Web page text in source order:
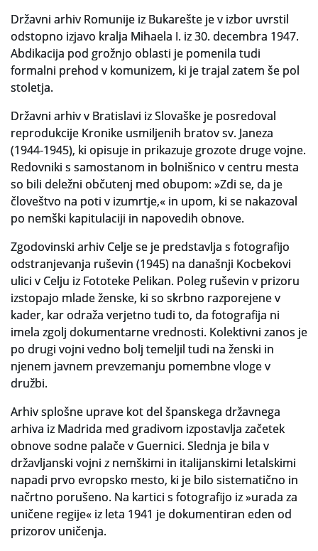
Državni arhiv Romunije iz Bukarešte je v izbor uvrstil
odstopno izjavo kralja Mihaela I. iz 30. decembra 1947.
Abdikacija pod grožnjo oblasti je pomenila tudi
formalni prehod v komunizem, ki je trajal zatem še pol
stoletja.
Državni arhiv v Bratislavi iz Slovaške je posredoval
reprodukcije Kronike usmiljenih bratov sv. Janeza
(1944-1945), ki opisuje in prikazuje grozote druge vojne.
Redovniki s samostanom in bolnišnico v centru mesta
so bili deležni občutenj med obupom: »Zdi se, da je
človeštvo na poti v izumrtje,« in upom, ki se nakazoval
po nemški kapitulaciji in napovedih obnove.
Zgodovinski arhiv Celje se je predstavlja s fotografijo
odstranjevanja ruševin (1945) na današnji Kocbekovi
ulici v Celju iz Fototeke Pelikan. Poleg ruševin v prizoru
izstopajo mlade ženske, ki so skrbno razporejene v
kader, kar odraža verjetno tudi to, da fotografija ni
imela zgolj dokumentarne vrednosti. Kolektivni zanos je
po drugi vojni vedno bolj temeljil tudi na ženski in
njenem javnem prevzemanju pomembne vloge v
družbi.
Arhiv splošne uprave kot del španskega državnega
arhiva iz Madrida med gradivom izpostavlja začetek
obnove sodne palače v Guernici. Slednja je bila v
državljanski vojni z nemškimi in italijanskimi letalskimi
napadi prvo evropsko mesto, ki je bilo sistematično in
načrtno porušeno. Na kartici s fotografijo iz »urada za
uničene regije« iz leta 1941 je dokumentiran eden od
prizorov uničenja.